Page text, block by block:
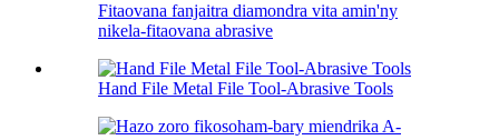
Fitaovana fanjaitra diamondra vita amin'ny
nikela-fitaovana abrasive
Hand File Metal File Tool-Abrasive Tools